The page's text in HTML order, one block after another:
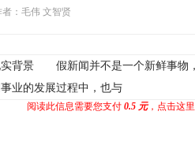
者：毛伟 文智贤
景 假新闻并不是一个新鲜事物，
业的发展过程中，也与
阅读此信息需要您支付 0.5 元，点击这